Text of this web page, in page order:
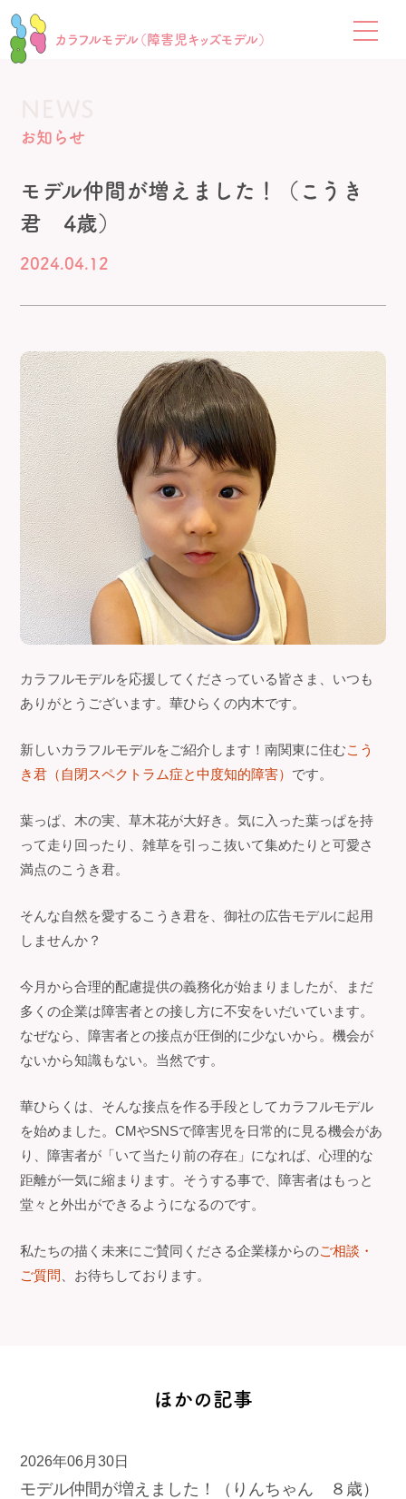
カラフルモデル（障害児キッズモデル）
お知らせ
モデル仲間が増えました！（こうき
君 4歳）
2024.04.12
カラフルモデルを応援してくださっている皆さま、いつも
ありがとうございます。華ひらくの内木です。
新しいカラフルモデルをご紹介します！南関東に住むこう
き君（自閉スペクトラム症と中度知的障害） です。
葉っぱ、木の実、草木花が大好き。気に入った葉っぱを持
って走り回ったり、雑草を引っこ抜いて集めたりと可愛さ
満点のこうき君。
そんな自然を愛するこうき君を、御社の広告モデルに起用
しませんか？
今月から合理的配慮提供の義務化が始まりましたが、まだ
多くの企業は障害者との接し方に不安をいだいています。
なぜなら、障害者との接点が圧倒的に少ないから。機会が
ないから知識もない。当然です。
華ひらくは、そんな接点を作る手段としてカラフルモデル
を始めました。CMやSNSで障害児を日常的に見る機会があ
り、障害者が「いて当たり前の存在」になれば、心理的な
距離が一気に縮まります。そうする事で、障害者はもっと
堂々と外出ができるようになるのです。
私たちの描く未来にご賛同くださる企業様からのご相談・
ご質問
、お待ちしております。
ほかの記事
2026年06月30日
モデル仲間が増えました！（りんちゃん ８歳）